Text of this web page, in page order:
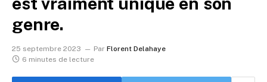
genre.
25 septembre 2023 Par Florent Delahaye
6 minutes de lecture